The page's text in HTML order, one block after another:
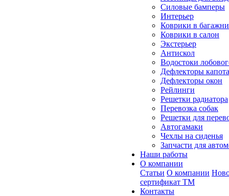
Силовые бамперы
Интерьер
Коврики в
Коврики в салон
Экстерьер
Антискол
Водостоки
Дефлекторы капота
Дефлекторы окон
Рейлинги
Решетки радиатора
Перевозка собак
Решетки для
Автогамаки
Чехлы на сиденья
Запчасти для
Наши работы
О компании
Статьи О компании
сертификат ТМ
Контакты